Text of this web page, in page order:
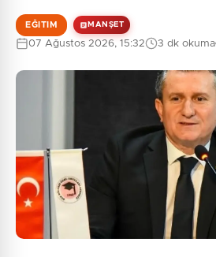
EĞITIM MANŞET
07 Ağustos 2026, 15:32 3 dk okuma